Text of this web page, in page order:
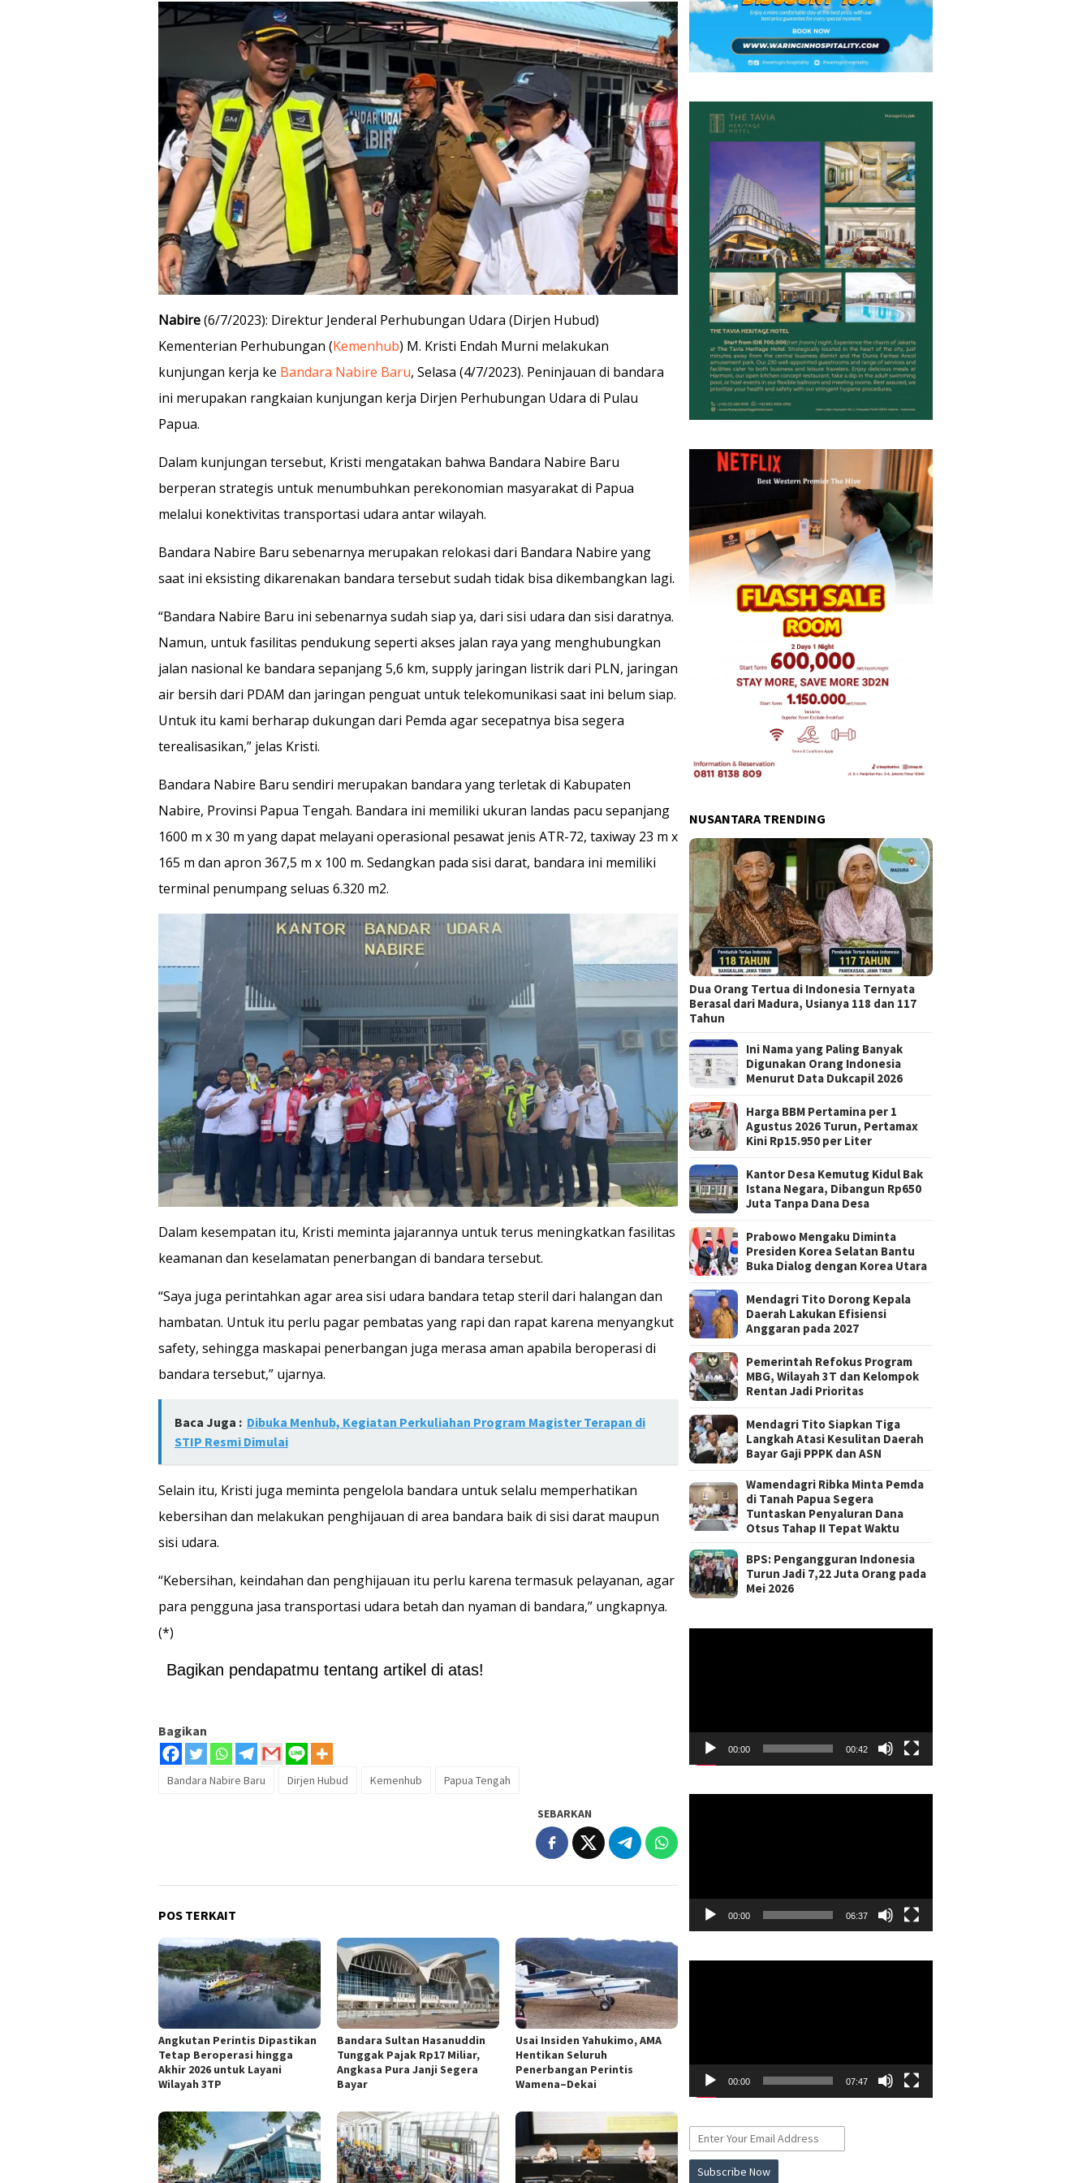
Nabire(6/7/2023): Direktur Jenderal Perhubungan Udara (Dirjen Hubud)
Kementerian Perhubungan (Kemenhub) M. Kristi Endah Murni melakukan
kunjungan kerja ke Bandara Nabire Baru, Selasa (4/7/2023). Peninjauan di bandara
ini merupakan rangkaian kunjungan kerja Dirjen Perhubungan Udara di Pulau
Papua.
Dalam kunjungan tersebut, Kristi mengatakan bahwa Bandara Nabire Baru
berperan strategis untuk menumbuhkan perekonomian masyarakat di Papua
melalui konektivitas transportasi udara antar wilayah.
Bandara Nabire Baru sebenarnya merupakan relokasi dari Bandara Nabire yang
saat ini eksisting dikarenakan bandara tersebut sudah tidak bisa dikembangkan lagi.
“Bandara Nabire Baru ini sebenarnya sudah siap ya, dari sisi udara dan sisi daratnya.
Namun, untuk fasilitas pendukung seperti akses jalan raya yang menghubungkan
jalan nasional ke bandara sepanjang 5,6 km, supply jaringan listrik dari PLN, jaringan
air bersih dari PDAM dan jaringan penguat untuk telekomunikasi saat ini belum siap.
Untuk itu kami berharap dukungan dari Pemda agar secepatnya bisa segera
terealisasikan,” jelas Kristi.
Bandara Nabire Baru sendiri merupakan bandara yang terletak di Kabupaten
Nabire, Provinsi Papua Tengah. Bandara ini memiliki ukuran landas pacu sepanjang
1600 m x 30 m yang dapat melayani operasional pesawat jenis ATR-72, taxiway 23 m x
165 m dan apron 367,5 m x 100 m. Sedangkan pada sisi darat, bandara ini memiliki
terminal penumpang seluas 6.320 m2.
Dalam kesempatan itu, Kristi meminta jajarannya untuk terus meningkatkan fasilitas
keamanan dan keselamatan penerbangan di bandara tersebut.
“Saya juga perintahkan agar area sisi udara bandara tetap steril dari halangan dan
hambatan. Untuk itu perlu pagar pembatas yang rapi dan rapat karena menyangkut
safety, sehingga maskapai penerbangan juga merasa aman apabila beroperasi di
bandara tersebut,” ujarnya.
Baca Juga : Dibuka Menhub, Kegiatan Perkuliahan Program Magister Terapan di
STIP Resmi Dimulai
Selain itu, Kristi juga meminta pengelola bandara untuk selalu memperhatikan
kebersihan dan melakukan penghijauan di area bandara baik di sisi darat maupun
sisi udara.
“Kebersihan, keindahan dan penghijauan itu perlu karena termasuk pelayanan, agar
para pengguna jasa transportasi udara betah dan nyaman di bandara,” ungkapnya.
(*)
Bagikan pendapatmu tentang artikel di atas!
Bagikan
Bandara Nabire Baru Dirjen Hubud Kemenhub Papua Tengah
SEBARKAN
POS TERKAIT
Angkutan Perintis Dipastikan
Tetap Beroperasi hingga
Akhir 2026 untuk Layani
Wilayah 3TP
Bandara Sultan Hasanuddin
Tunggak Pajak Rp17 Miliar,
Angkasa Pura Janji Segera
Bayar
Usai Insiden Yahukimo, AMA
Hentikan Seluruh
Penerbangan Perintis
Wamena–Dekai
NUSANTARA TRENDING
Dua Orang Tertua di Indonesia Ternyata
Berasal dari Madura, Usianya 118 dan 117
Tahun
Ini Nama yang Paling Banyak
Digunakan Orang Indonesia
Menurut Data Dukcapil 2026
Harga BBM Pertamina per 1
Agustus 2026 Turun, Pertamax
Kini Rp15.950 per Liter
Kantor Desa Kemutug Kidul Bak
Istana Negara, Dibangun Rp650
Juta Tanpa Dana Desa
Prabowo Mengaku Diminta
Presiden Korea Selatan Bantu
Buka Dialog dengan Korea Utara
Mendagri Tito Dorong Kepala
Daerah Lakukan Efisiensi
Anggaran pada 2027
Pemerintah Refokus Program
MBG, Wilayah 3T dan Kelompok
Rentan Jadi Prioritas
Mendagri Tito Siapkan Tiga
Langkah Atasi Kesulitan Daerah
Bayar Gaji PPPK dan ASN
Wamendagri Ribka Minta Pemda
di Tanah Papua Segera
Tuntaskan Penyaluran Dana
Otsus Tahap II Tepat Waktu
BPS: Pengangguran Indonesia
Turun Jadi 7,22 Juta Orang pada
Mei 2026
00:00 00:42
00:00 06:37
00:00 07:47